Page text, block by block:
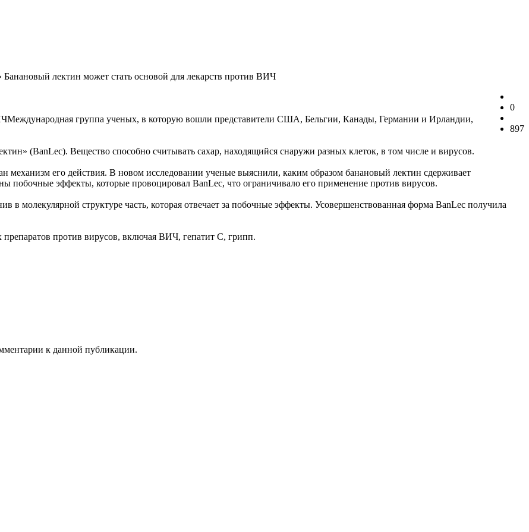
Банановый лектин может стать основой для лекарств против ВИЧ
0
897
Международная группа ученых, в которую вошли представители США, Бельгии, Канады, Германии и Ирландии,
(BanLec). Вещество способно считывать сахар, находящийся снаружи разных клеток, в том числе и вирусов.
механизм его действия. В новом исследовании ученые выяснили, каким образом банановый лектин сдерживает
эффекты, которые провоцировал BanLec, что ограничивало его применение против вирусов.
в молекулярной структуре часть, которая отвечает за побочные эффекты. Усовершенствованная форма BanLec получила
препаратов против вирусов, включая ВИЧ, гепатит С, грипп.
к данной публикации.